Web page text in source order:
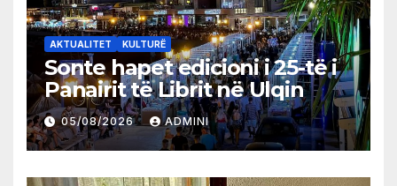
AKTUALITET KULTURË
Sonte hapet edicioni i 25-të i
Panairit të Librit në Ulqin
05/08/2026 ADMINI